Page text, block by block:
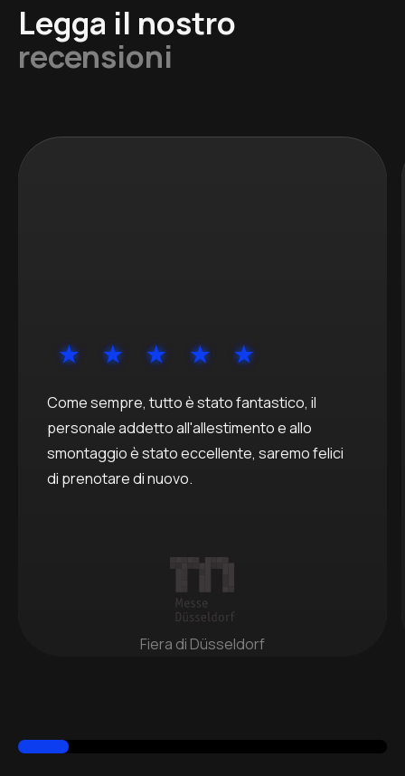
Legga il nostro
recensioni
Fiera di Düsseldorf
Come sempre, tutto è stato fantastico, il
personale addetto all'allestimento e allo
smontaggio è stato eccellente, saremo felici
di prenotare di nuovo.